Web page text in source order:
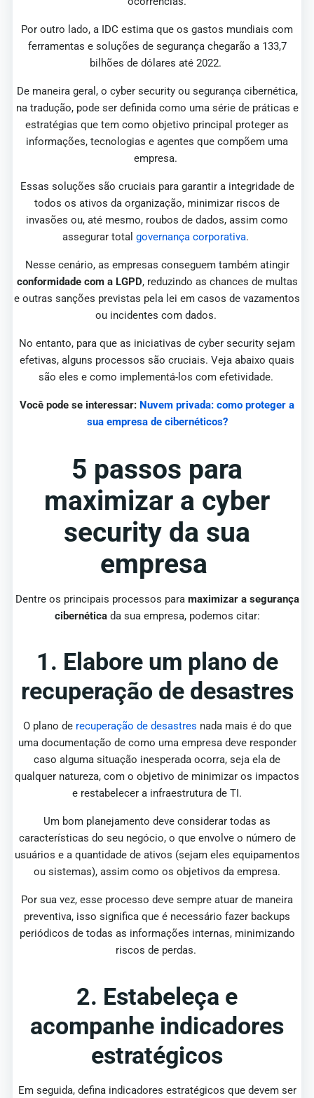
Por outro lado, a IDC estima que os gastos mundiais com
ferramentas e soluções de segurança chegarão a 133,7
bilhões de dólares até 2022.
De maneira geral, o cyber security ou segurança cibernética,
na tradução, pode ser definida como uma série de práticas e
estratégias que tem como objetivo principal proteger as
informações, tecnologias e agentes que compõem uma
empresa.
Essas soluções são cruciais para garantir a integridade de
todos os ativos da organização, minimizar riscos de
invasões ou, até mesmo, roubos de dados, assim como
assegurar total governança corporativa.
Nesse cenário, as empresas conseguem também atingir
conformidade com a LGPD, reduzindo as chances de multas
e outras sanções previstas pela lei em casos de vazamentos
ou incidentes com dados.
No entanto, para que as iniciativas de cyber security sejam
efetivas, alguns processos são cruciais. Veja abaixo quais
são eles e como implementá-los com efetividade.
Você pode se interessar: Nuvem privada: como proteger a
sua empresa de cibernéticos?
5 passos para
maximizar a cyber
security da sua
empresa
Dentre os principais processos para maximizar a segurança
cibernética da sua empresa, podemos citar:
1. Elabore um plano de
recuperação de desastres
O plano de recuperação de desastres nada mais é do que
uma documentação de como uma empresa deve responder
caso alguma situação inesperada ocorra, seja ela de
qualquer natureza, com o objetivo de minimizar os impactos
e restabelecer a infraestrutura de TI.
Um bom planejamento deve considerar todas as
características do seu negócio, o que envolve o número de
usuários e a quantidade de ativos (sejam eles equipamentos
ou sistemas), assim como os objetivos da empresa.
Por sua vez, esse processo deve sempre atuar de maneira
preventiva, isso significa que é necessário fazer backups
periódicos de todas as informações internas, minimizando
riscos de perdas.
2. Estabeleça e
acompanhe indicadores
estratégicos
Em seguida, defina indicadores estratégicos que devem ser